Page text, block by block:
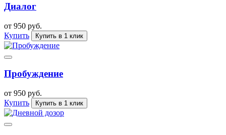
Диалог
от 950 руб.
Купить
Купить в 1 клик
Пробуждение
от 950 руб.
Купить
Купить в 1 клик